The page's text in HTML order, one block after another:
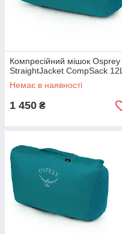
Компресійний мішок Osprey
StraightJacket CompSack 12L
Немає в наявності
1 450 ₴